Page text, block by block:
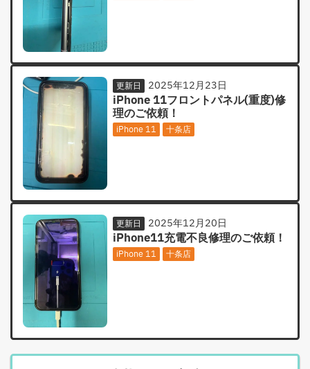
更新日 2025年12月23日
iPhone 11フロントパネル(重度)修
理のご依頼！
iPhone 11 十条店
更新日 2025年12月20日
iPhone11充電不良修理のご依頼！
iPhone 11 十条店